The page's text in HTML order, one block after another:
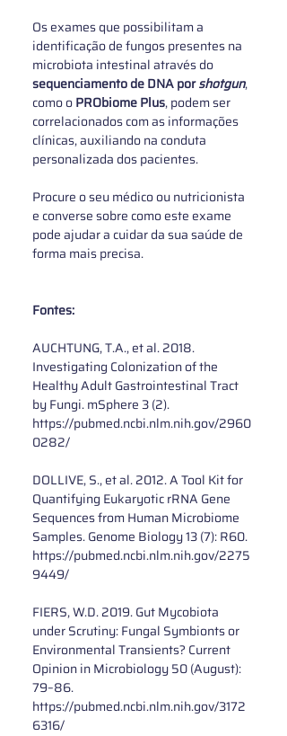
Os exames que possibilitam a
identificação de fungos presentes na
microbiota intestinal através do
sequenciamento de DNA por shotgun,
como o PRObiome Plus, podem ser
correlacionados com as informações
clínicas, auxiliando na conduta
personalizada dos pacientes.
Procure o seu médico ou nutricionista
e converse sobre como este exame
pode ajudar a cuidar da sua saúde de
forma mais precisa.
Fontes:
AUCHTUNG, T.A., et al. 2018.
Investigating Colonization of the
Healthy Adult Gastrointestinal Tract
by Fungi. mSphere 3 (2).
https://pubmed.ncbi.nlm.nih.gov/2960
0282/
DOLLIVE, S., et al. 2012. A Tool Kit for
Quantifying Eukaryotic rRNA Gene
Sequences from Human Microbiome
Samples. Genome Biology 13 (7): R60.
https://pubmed.ncbi.nlm.nih.gov/2275
9449/
FIERS, W.D. 2019. Gut Mycobiota
under Scrutiny: Fungal Symbionts or
Environmental Transients? Current
Opinion in Microbiology 50 (August):
79–86.
https://pubmed.ncbi.nlm.nih.gov/3172
6316/